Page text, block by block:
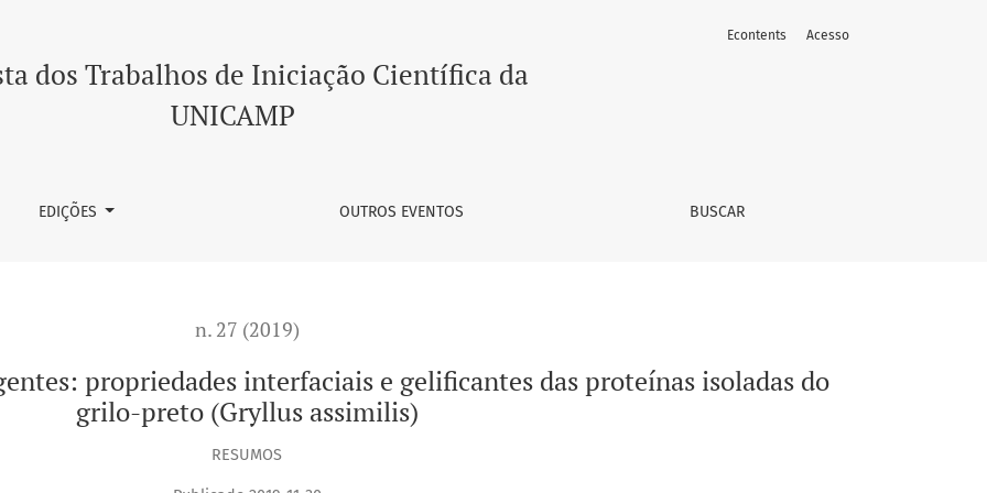
interfaciais e gelificantes das proteínas isoladas do grilo-preto (Gryllus assimilis)
dos Trabalhos de Iniciação Científica da
UNICAMP
EDIÇÕES OUTROS EVENTOS BUSCAR
Econtents Acesso
n. 27 (2019)
propriedades interfaciais e gelificantes das proteínas isoladas do
grilo-preto (Gryllus assimilis)
RESUMOS